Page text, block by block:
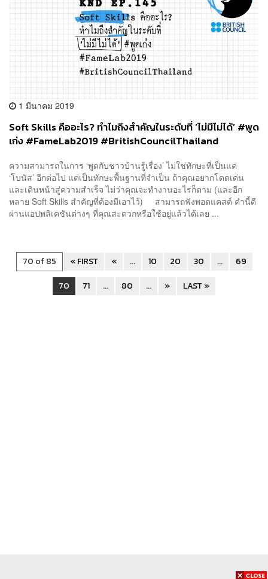
1 มีนาคม 2019
Soft Skills คืออะไร? ทำไมถึงสำคัญในระดับที่ ‘ไม่มีไม่ได้’ #พูด
เก่ง #FameLab2019 #BritishCouncilThailand
ความสามารถในการ ‘พูดกับชาวบ้านรู้เรื่อง’ ไม่ใช่ทักษะที่เป็นแค่
‘โบนัส’ อีกต่อไป แต่เป็นทักษะพื้นฐานที่จำเป็น ถ้าคุณอยากโดดเด่น
และเดินหน้าสู่ความสำเร็จ ไม่ว่าคุณจะทำงานอะไรก็ตาม (และอีก
หลาย Soft Skills สำคัญที่ต้องมีเอาไว้) สามารถฟังพอดแคสต์ คำนี้ดี
ผ่านแอปพลิเคชันต่างๆ ที่คุณสะดวกหรือใช้อยู่แล้วได้เลย ...
70 of 85 « FIRST « ... 10 20 30 ...
69
70
71 ... 80 ... » LAST »